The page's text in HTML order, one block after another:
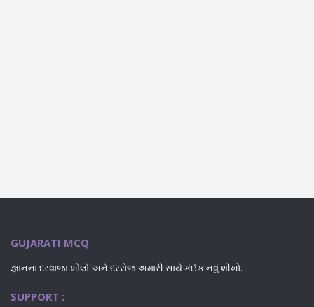
GUJARATI MCQ
જ્ઞાનના દરવાજા ખોલો અને દરરોજ અમારી સાથે કંઈક નવું શીખો.
SUPPORT :